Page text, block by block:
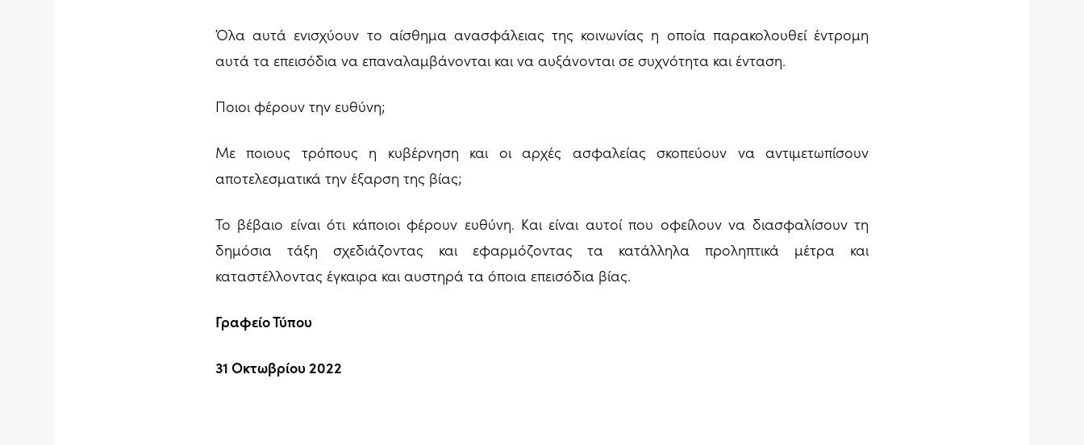
Όλα αυτά ενισχύουν το αίσθημα ανασφάλειας της κοινωνίας η οποία παρακολουθεί έντρομη
αυτά τα επεισόδια να επαναλαμβάνονται και να αυξάνονται σε συχνότητα και ένταση.
Ποιοι φέρουν την ευθύνη;
Με ποιους τρόπους η κυβέρνηση και οι αρχές ασφαλείας σκοπεύουν να αντιμετωπίσουν
αποτελεσματικά την έξαρση της βίας;
Το βέβαιο είναι ότι κάποιοι φέρουν ευθύνη. Και είναι αυτοί που οφείλουν να διασφαλίσουν τη
δημόσια τάξη σχεδιάζοντας και εφαρμόζοντας τα κατάλληλα προληπτικά μέτρα και
καταστέλλοντας έγκαιρα και αυστηρά τα όποια επεισόδια βίας.
Γραφείο Τύπου
31 Οκτωβρίου 2022